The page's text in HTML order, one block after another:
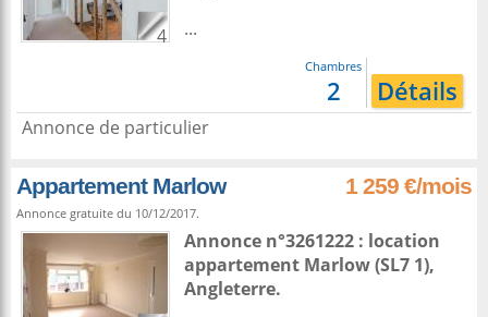
4
...
Chambres
2 Détails
Annonce de particulier
Appartement Marlow 1 259 €/mois
Annonce gratuite du 10/12/2017.
Annonce n°3261222 : location
appartement Marlow(SL7 1),
Angleterre.